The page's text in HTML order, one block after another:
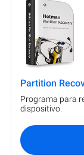
Partition
Programa para
dispositivo.